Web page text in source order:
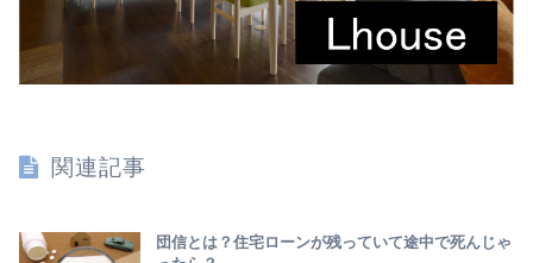
関連記事
団信とは？住宅ローンが残っていて途中で死んじゃ